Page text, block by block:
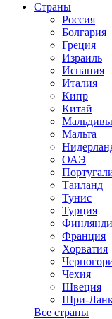
Страны
Россия
Болгария
Греция
Израиль
Испания
Италия
Кипр
Китай
Мальдивы
Мальта
ОАЭ
Таиланд
Тунис
Турция
Франция
Хорватия
Чехия
Швеция
Шри-
Все страны